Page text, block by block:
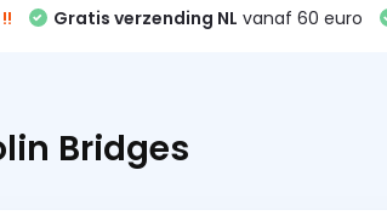
Gratis verzending NL vanaf 60 euro
Bridges